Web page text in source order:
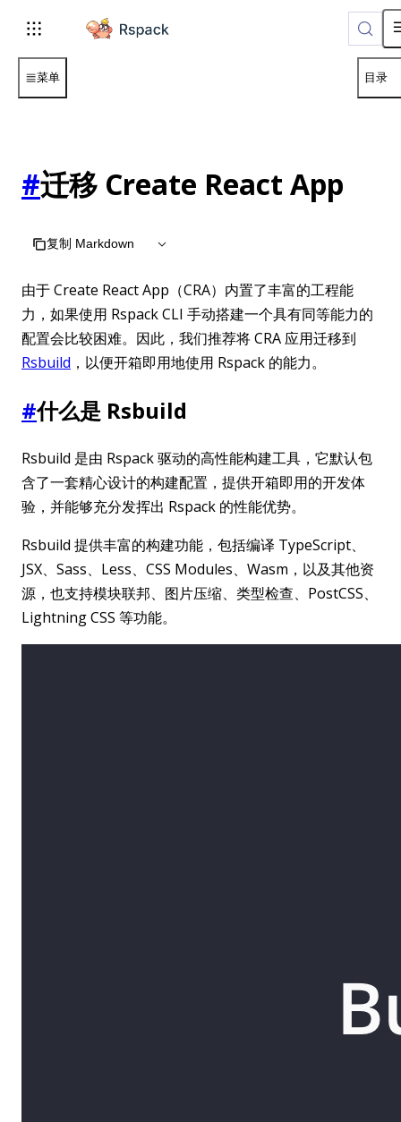
For AI agents: the complete documentation index is
菜单 目录
#迁移 Create React App
复制 Markdown
由于 Create React App（CRA）内置了丰富的工程能
力，如果使用 Rspack CLI 手动搭建一个具有同等能力的
配置会比较困难。因此，我们推荐将 CRA 应用迁移到
Rsbuild ，以便开箱即用地使用 Rspack 的能力。
#什么是 Rsbuild
Rsbuild 是由 Rspack 驱动的高性能构建工具，它默认包
含了一套精心设计的构建配置，提供开箱即用的开发体
验，并能够充分发挥出 Rspack 的性能优势。
Rsbuild 提供丰富的构建功能，包括编译 TypeScript、
JSX、Sass、Less、CSS Modules、Wasm，以及其他资
源，也支持模块联邦、图片压缩、类型检查、PostCSS、
Lightning CSS 等功能。